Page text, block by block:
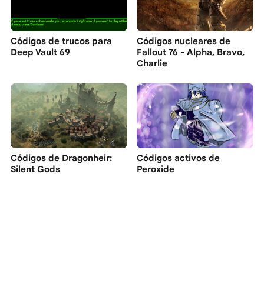
Códigos de trucos para
Deep Vault 69
Códigos nucleares de
Fallout 76 - Alpha, Bravo,
Charlie
Códigos de Dragonheir:
Silent Gods
Códigos activos de
Peroxide